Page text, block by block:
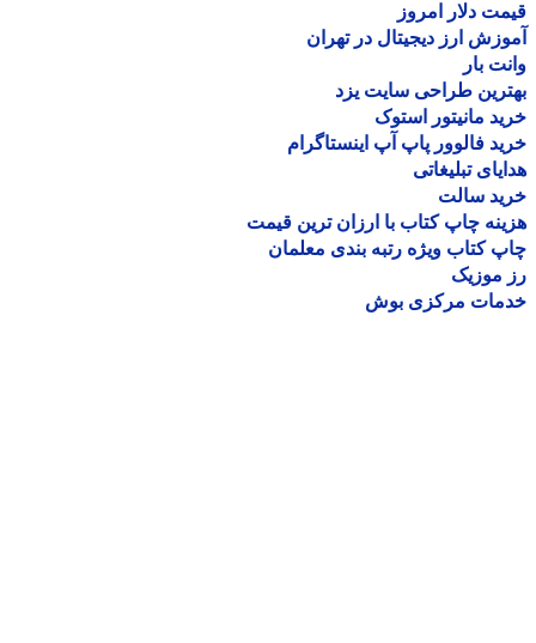
دلار امروز
ارز دیجیتال در تهران
بار
طراحی سایت یزد
مانیتور استوک
فالوور پاپ آپ اینستاگرام
تبلیغاتی
سالت
چاپ کتاب با ارزان ترین قیمت
کتاب ویژه رتبه بندی معلمان
موزیک
مرکزی بوش